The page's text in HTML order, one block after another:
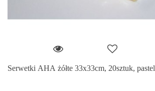
Serwetki AHA żółte 33x33cm, 20sztuk, pastel